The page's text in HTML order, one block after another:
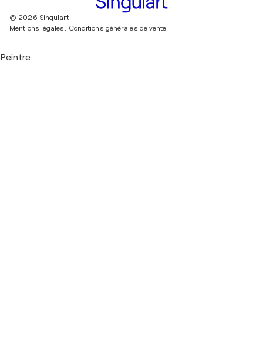
© 2026 Singulart
Mentions légales.
Conditions générales de vente
Peintre